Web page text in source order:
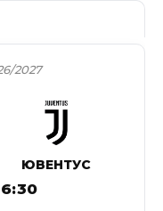
2027
ЮВЕНТУС